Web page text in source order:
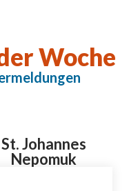
Woche
St. Johannes
Nepomuk